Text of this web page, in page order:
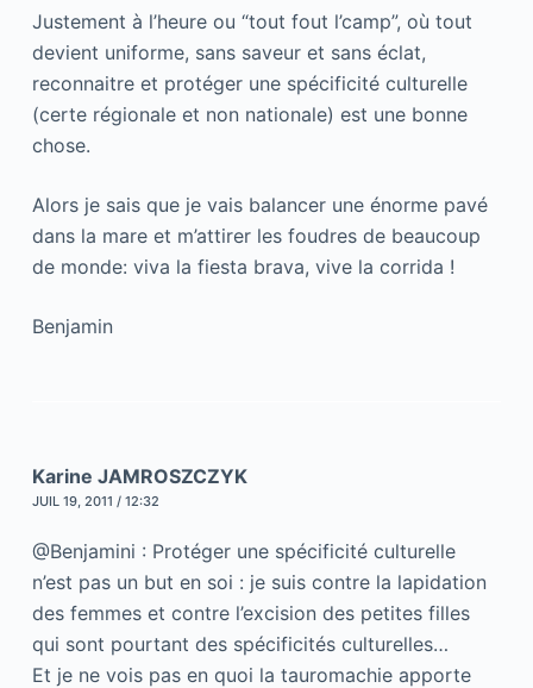
Justement à l’heure ou “tout fout l’camp”, où tout
devient uniforme, sans saveur et sans éclat,
reconnaitre et protéger une spécificité culturelle
(certe régionale et non nationale) est une bonne
chose.
Alors je sais que je vais balancer une énorme pavé
dans la mare et m’attirer les foudres de beaucoup
de monde: viva la fiesta brava, vive la corrida !
Benjamin
Karine JAMROSZCZYK
JUIL 19, 2011 / 12:32
@Benjamini : Protéger une spécificité culturelle
n’est pas un but en soi : je suis contre la lapidation
des femmes et contre l’excision des petites filles
qui sont pourtant des spécificités culturelles…
Et je ne vois pas en quoi la tauromachie apporte